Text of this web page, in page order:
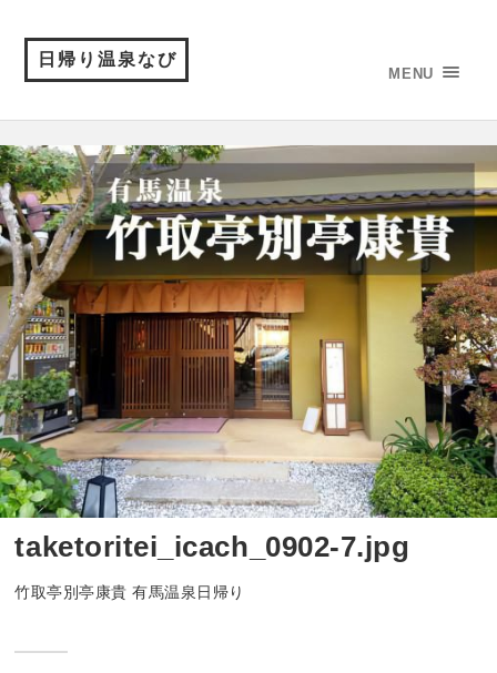
日帰り温泉なび
MENU
taketoritei_icach_0902-7.jpg
竹取亭別亭康貴 有馬温泉日帰り